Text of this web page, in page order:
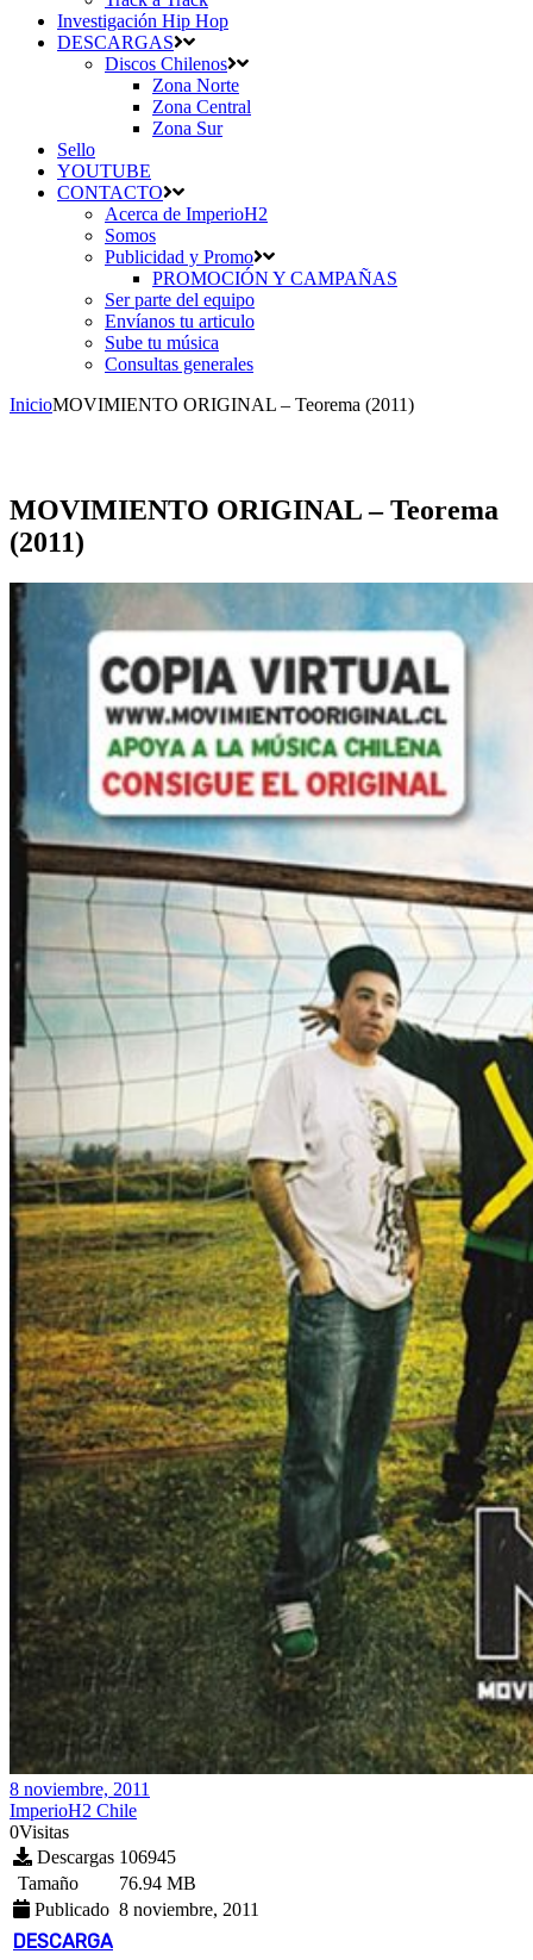
Investigación Hip Hop
DESCARGAS
Discos Chilenos
Zona Norte
Zona Central
Zona Sur
Sello
YOUTUBE
CONTACTO
Acerca de ImperioH2
Somos
Publicidad y Promo
PROMOCIÓN Y CAMPAÑAS
Ser parte del equipo
Envíanos tu articulo
Sube tu música
Consultas generales
InicioMOVIMIENTO ORIGINAL – Teorema (2011)
MOVIMIENTO ORIGINAL – Teorema
(2011)
8 noviembre, 2011
ImperioH2 Chile
0Visitas
Descargas 106945
Tamaño
76.94 MB
Publicado 8 noviembre, 2011
DESCARGA